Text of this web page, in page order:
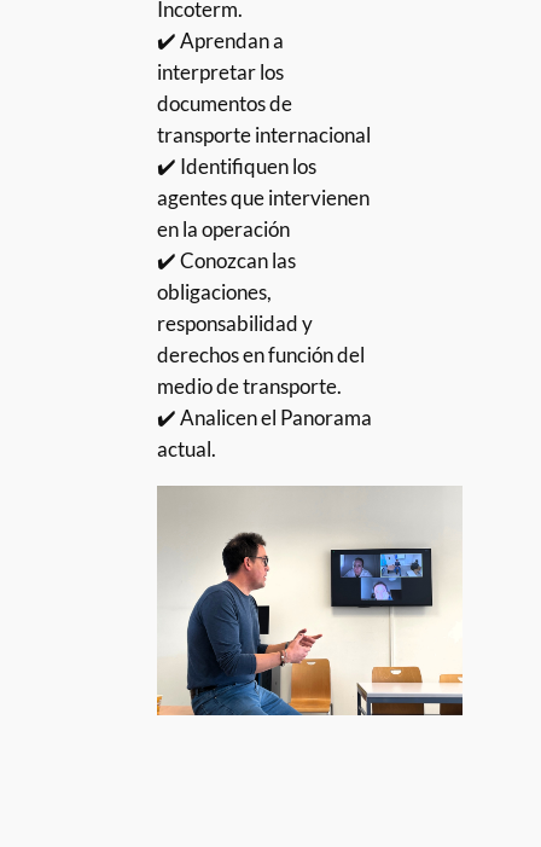
Incoterm.
✔️ Aprendan a
interpretar los
documentos de
transporte internacional
✔️ Identifiquen los
agentes que intervienen
en la operación
✔️ Conozcan las
obligaciones,
responsabilidad y
derechos en función del
medio de transporte.
✔️ Analicen el Panorama
actual.